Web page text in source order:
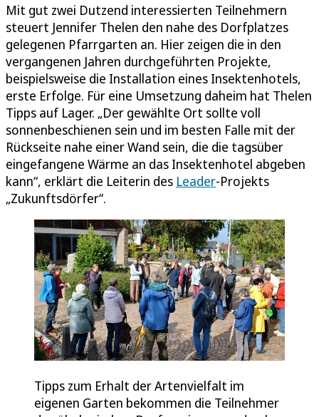
Mit gut zwei Dutzend interessierten Teilnehmern
steuert Jennifer Thelen den nahe des Dorfplatzes
gelegenen Pfarrgarten an. Hier zeigen die in den
vergangenen Jahren durchgeführten Projekte,
beispielsweise die Installation eines Insektenhotels,
erste Erfolge. Für eine Umsetzung daheim hat Thelen
Tipps auf Lager. „Der gewählte Ort sollte voll
sonnenbeschienen sein und im besten Falle mit der
Rückseite nahe einer Wand sein, die die tagsüber
eingefangene Wärme an das Insektenhotel abgeben
kann“, erklärt die Leiterin des Leader-Projekts
„Zukunftsdörfer“.
Tipps zum Erhalt der Artenvielfalt im
eigenen Garten bekommen die Teilnehmer